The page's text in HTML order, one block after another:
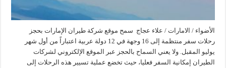
الأضواء / الامارات / علاء عجاج سمح موقع شركة طيران الإمارات بحجز
رحلات سفر منتظمة إلى 16 وجهة في 12 دولة عربية اعتباراً من أول شهر
يوليو المقبل. ولا يعني السماح بالحجز عبر الموقع الإلكتروني لشركات
الطيران إمكانية السفر فعليا، حيث تخضع عملية تسيير هذه الرحلات إلى